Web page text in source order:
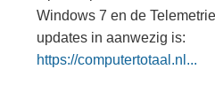
Windows 7 en de
updates in aanwezig is:
https://computertotaal.nl...